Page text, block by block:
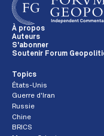
À propos
Auteurs
S'abonner
Soutenir Forum
Topics
États-Unis
Guerre d'Iran
Russie
Chine
BRICS